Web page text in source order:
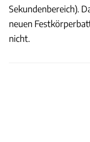
Sekundenbereich).
neuen
nicht.